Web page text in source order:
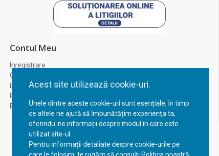
Acest site utilizează cookie-uri.
Unele dintre aceste cookie-uri sunt esențiale, în timp
ce altele ne ajută să îmbunătățim experiența ta,
oferindu-ne informații despre modul în care este
utilizat site-ul.
Pentru informații detaliate despre cookie-urile pe
Contul Meu
Inregistrare
Contul meu
Istoric comenzi
Recuperare parola
Returnare produs